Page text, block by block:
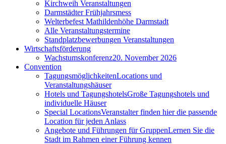
Kirchweih Veranstaltungen
Darmstädter Frühjahrsmess
Welterbefest Mathildenhöhe Darmstadt
Alle Veranstaltungstermine
Standplatzbewerbungen Veranstaltungen
Wirtschaftsförderung
Wachstumskonferenz20. November 2026
Convention
TagungsmöglichkeitenLocations und
Veranstaltungshäuser
Hotels und TagungshotelsGroße Tagungshotels und
individuelle Häuser
Special LocationsVeranstalter finden hier die passende
Location für jeden Anlass
Angebote und Führungen für GruppenLernen Sie die
Stadt im Rahmen einer Führung kennen